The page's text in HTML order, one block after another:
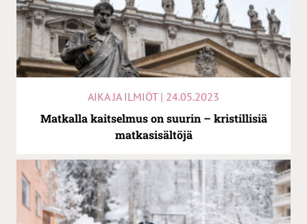
AIKA JA ILMIÖT | 24.05.2023
Matkalla kaitselmus on suurin – kristillisiä
matkasisältöjä